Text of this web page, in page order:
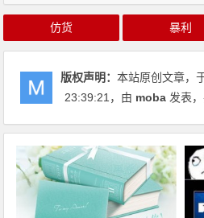
仿货 暴利
版权声明：本站原创文章，
23:39:21，由 moba 发表，